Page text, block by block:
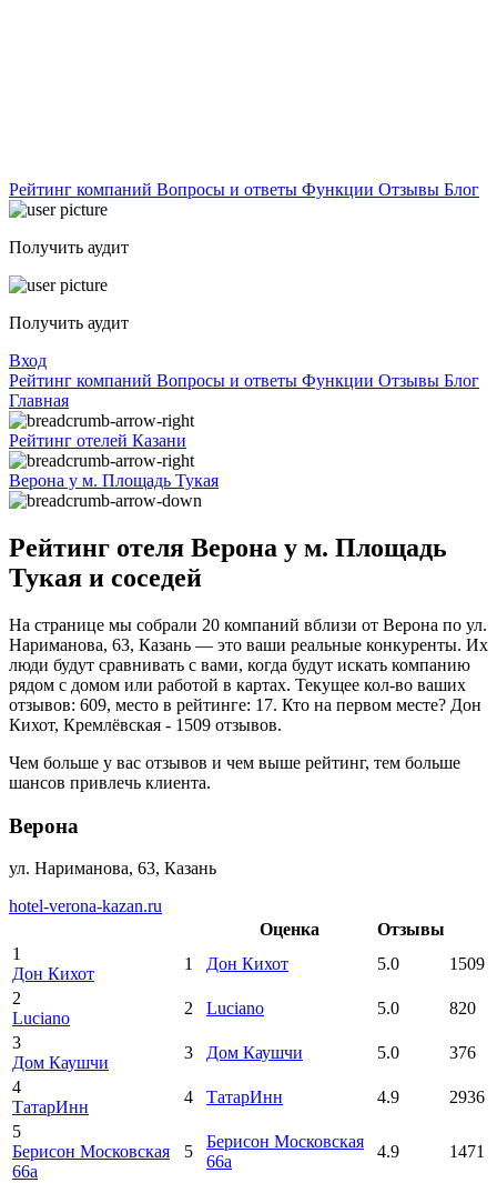
Рейтинг компаний Вопросы и ответы Функции Отзывы Блог
Получить аудит
Получить аудит
Вход
Рейтинг компаний Вопросы и ответы Функции Отзывы Блог
Главная
Рейтинг отелей Казани
Верона у м. Площадь Тукая
Рейтинг отеля Верона у м. Площадь
Тукая и соседей
На странице мы собрали 20 компаний вблизи от Верона по ул.
Нариманова, 63, Казань — это ваши реальные конкуренты. Их
люди будут сравнивать с вами, когда будут искать компанию
рядом с домом или работой в картах. Текущее кол-во ваших
отзывов: 609, место в рейтинге: 17. Кто на первом месте? Дон
Кихот, Кремлёвская - 1509 отзывов.
Чем больше у вас отзывов и чем выше рейтинг, тем больше
шансов привлечь клиента.
Верона
ул. Нариманова, 63, Казань
hotel-verona-kazan.ru
Оценка
Отзывы
1
Дон Кихот
1 Дон Кихот 5.0
1509
2
Luciano
2 Luciano 5.0
820
3
Дом Каушчи
3 Дом Каушчи 5.0
376
4
ТатарИнн
4 ТатарИнн 4.9
2936
5
Берисон Московская
66а
5
Берисон Московская
66а
4.9 1471